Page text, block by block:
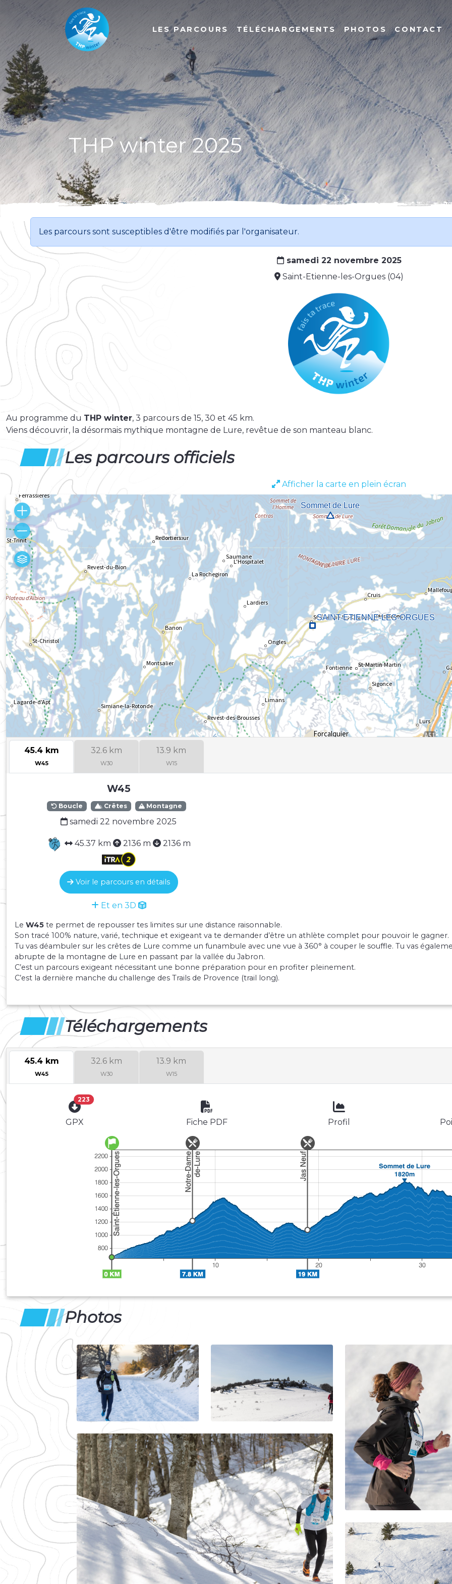
LES PARCOURS TÉLÉCHARGEMENTS PHOTOS CONTACT
THP winter 2025
Les parcours sont susceptibles d'être modifiés par l'organisateur.
samedi 22 novembre 2025
Saint-Etienne-les-Orgues (04)
Au programme du THP winter, 3 parcours de 15, 30 et 45 km.
Viens découvrir, la désormais mythique montagne de Lure, revêtue de son manteau blanc.
Les parcours officiels
Afficher la carte en plein écran
45.4 km
W45
32.6 km
W30
13.9 km
W15
W45
Boucle Crêtes Montagne
samedi 22 novembre 2025
45.37 km 2136 m 2136 m
Voir le parcours en détails
Et en 3D
Le W45 te permet de repousser tes limites sur une distance raisonnable.
Son tracé 100% nature, varié, technique et exigeant va te demander d’être un athlète complet pour pouvoir le gagner.
Tu vas déambuler sur les crêtes de Lure comme un funambule avec une vue à 360° à couper le souffle. Tu vas
abrupte de la montagne de Lure en passant par la vallée du Jabron.
C’est un parcours exigeant nécessitant une bonne préparation pour en profiter pleinement.
C’est la dernière manche du challenge des Trails de Provence (trail long).
Téléchargements
45.4 km
W45
32.6 km
W30
13.9 km
W15
223
GPX Fiche PDF Profil
Photos